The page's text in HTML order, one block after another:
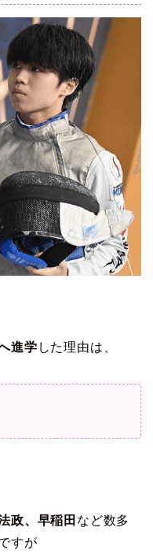
進学 した理由は、
政、早稲田 など数多
すが